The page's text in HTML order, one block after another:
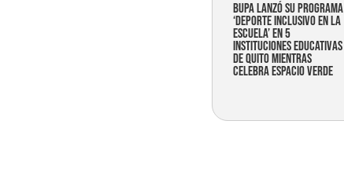
Bupa lanzó su programa
‘Deporte Inclusivo en la
Escuela’ en 5
instituciones educativas
de Quito mientras
celebra espacio verde